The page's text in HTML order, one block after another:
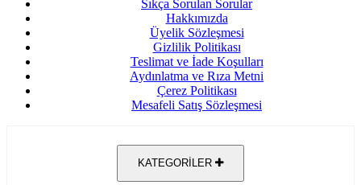
Sıkça Sorulan Sorular
Hakkımızda
Üyelik Sözleşmesi
Gizlilik Politikası
Teslimat ve İade Koşulları
Aydınlatma ve Rıza Metni
Çerez Politikası
Mesafeli Satış Sözleşmesi
KATEGORİLER